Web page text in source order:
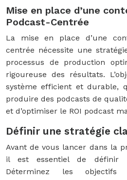
Mise en place d’une
Podcast-Centrée
La mise en place d’une
centrée nécessite une
processus de production
rigoureuse des résultats.
système efficient et durable,
produire des podcasts de
et d’optimiser le ROI podcast
Définir une stratégie
Avant de vous lancer dans la
il est essentiel de définir
Déterminez les